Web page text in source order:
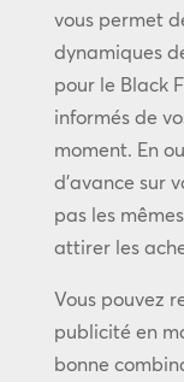
vous permet
dynamiques
pour le Black
informés de
moment. En
d’avance sur
pas les
attirer les
Vous pouvez
publicité en
bonne